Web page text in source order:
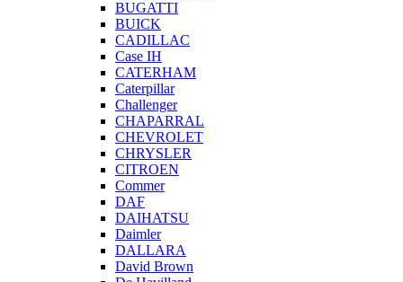
BUGATTI
BUICK
CADILLAC
Case IH
CATERHAM
Caterpillar
Challenger
CHAPARRAL
CHEVROLET
CHRYSLER
CITROEN
Commer
DAF
DAIHATSU
Daimler
DALLARA
David Brown